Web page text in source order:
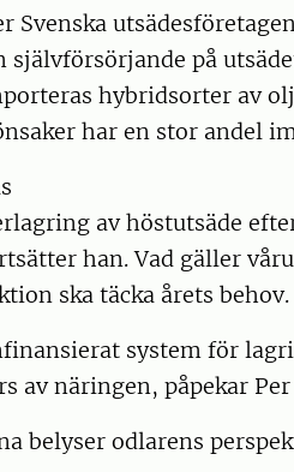
Svenska
självförsörjande på
hybridsorter av
har en stor andel
av höstutsäde
han. Vad gäller
ska täcka årets behov.
system för
av näringen, påpekar
belyser odlarens